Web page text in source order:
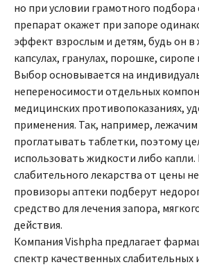
но при условии грамотного
препарат окажет при запоре
эффект взрослым и детям, будь он
капсулах, гранулах, порошке, сиропе
Выбор основывается на
непереносимости отдельных
медицинских противопоказаниях,
применения. Так, например,
проглатывать таблетки, поэтому
использовать жидкости либо
слабительного лекарства от цены
провизоры аптеки подберут
средство для лечения запора,
действия.
Компания Vishpha предлагает
спектр качественных слабительных